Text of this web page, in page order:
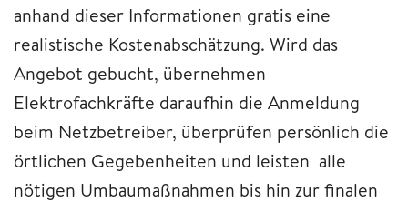
anhand dieser Informationen gratis eine
realistische Kostenabschätzung. Wird das
Angebot gebucht, übernehmen
Elektrofachkräfte daraufhin die Anmeldung
beim Netzbetreiber, überprüfen persönlich die
örtlichen Gegebenheiten und leisten alle
nötigen Umbaumaßnahmen bis hin zur finalen